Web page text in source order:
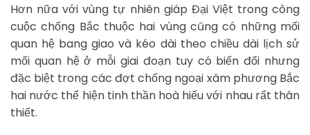
Hơn nữa với vùng tự nhiên giáp Đại Việt trong công
cuộc chống Bắc thuộc hai vùng cũng có những mối
quan hệ bang giao và kéo dài theo chiều dài lịch sử
mối quan hệ ở mỗi giai đoạn tuy có biến đổi nhưng
đặc biệt trong các đợt chống ngoại xâm phương Bắc
hai nước thể hiện tinh thần hoà hiếu với nhau rất thân
thiết.